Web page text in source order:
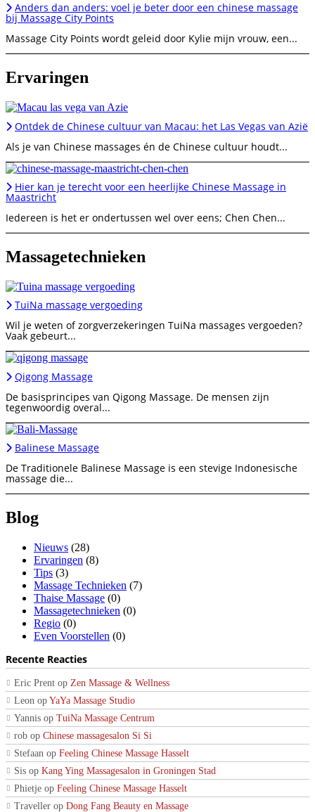
Anders dan anders: voel je beter door een chinese massage
bij Massage City Points
Massage City Points wordt geleid door Kylie mijn vrouw, een...
Ervaringen
Ontdek de Chinese cultuur van Macau: het Las Vegas van Azië
Als je van Chinese massages én de Chinese cultuur houdt...
Hier kan je terecht voor een heerlijke Chinese Massage in
Maastricht
Iedereen is het er ondertussen wel over eens; Chen Chen...
Massagetechnieken
TuiNa massage vergoeding
Wil je weten of zorgverzekeringen TuiNa massages vergoeden?
Vaak gebeurt...
Qigong Massage
De basisprincipes van Qigong Massage. De mensen zijn
tegenwoordig overal...
Balinese Massage
De Traditionele Balinese Massage is een stevige Indonesische
massage die...
Blog
Nieuws (28)
Ervaringen (8)
Tips (3)
Massage Technieken (7)
Thaise Massage (0)
Massagetechnieken (0)
Regio (0)
Even Voorstellen (0)
Recente Reacties
Eric Prent op Zen Massage & Wellness
Leon op YaYa Massage Studio
Yannis op TuiNa Massage Centrum
rob op Chinese massagesalon Si Si
Stefaan op Feeling Chinese Massage Hasselt
Sis op Kang Ying Massagesalon in Groningen Stad
Phietje op Feeling Chinese Massage Hasselt
Traveller op Dong Fang Beauty en Massage